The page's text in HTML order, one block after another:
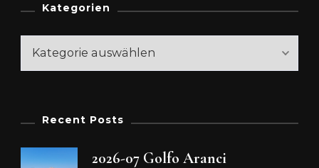
Kategorien
Kategorien
Recent Posts
2026-07 Golfo Aranci